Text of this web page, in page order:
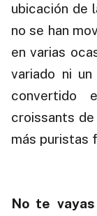
ubicación de
no se han
en varias
variado ni
convertido
croissants
más puristas
No te